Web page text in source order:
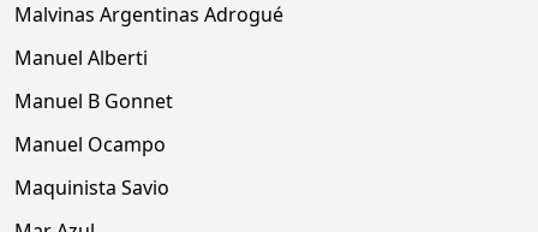
Malvinas Argentinas Adrogué
Manuel Alberti
Manuel B Gonnet
Manuel Ocampo
Maquinista Savio